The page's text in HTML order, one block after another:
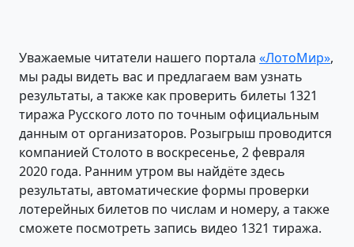
Уважаемые читатели нашего портала «ЛотоМир»,
мы рады видеть вас и предлагаем вам узнать
результаты, а также как проверить билеты 1321
тиража Русского лото по точным официальным
данным от организаторов. Розыгрыш проводится
компанией Столото в воскресенье, 2 февраля
2020 года. Ранним утром вы найдёте здесь
результаты, автоматические формы проверки
лотерейных билетов по числам и номеру, а также
сможете посмотреть запись видео 1321 тиража.